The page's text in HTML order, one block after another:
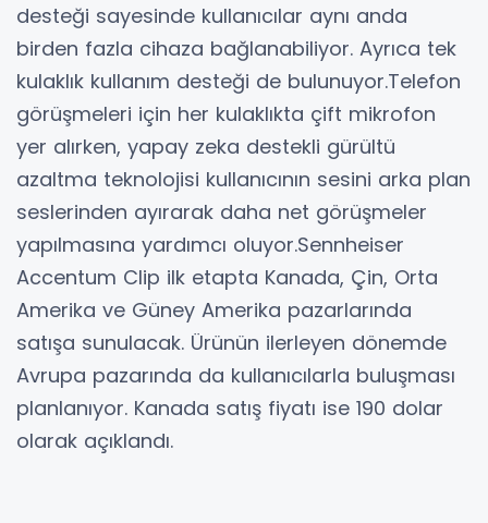
desteği sayesinde kullanıcılar aynı anda
birden fazla cihaza bağlanabiliyor. Ayrıca tek
kulaklık kullanım desteği de bulunuyor.Telefon
görüşmeleri için her kulaklıkta çift mikrofon
yer alırken, yapay zeka destekli gürültü
azaltma teknolojisi kullanıcının sesini arka plan
seslerinden ayırarak daha net görüşmeler
yapılmasına yardımcı oluyor.Sennheiser
Accentum Clip ilk etapta Kanada, Çin, Orta
Amerika ve Güney Amerika pazarlarında
satışa sunulacak. Ürünün ilerleyen dönemde
Avrupa pazarında da kullanıcılarla buluşması
planlanıyor. Kanada satış fiyatı ise 190 dolar
olarak açıklandı.